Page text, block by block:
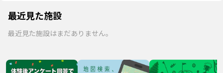
最近見た施設
最近見た施設はまだありません。